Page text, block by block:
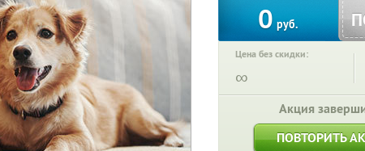
0 руб.
Цена без скидки:
∞
Акция
ПОВТОРИТЬ